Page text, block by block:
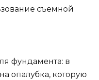
съемной
фундамента: в
опалубка, которую